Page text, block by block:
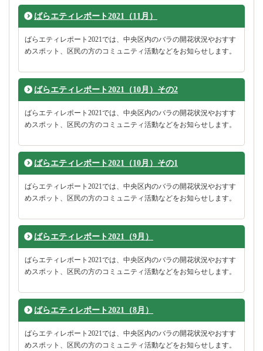
ばらエティレポート2021（11月）
ばらエティレポート2021では、中央区内のバラの開花状況やおすす
めスポット、区民の方のコミュニティ活動などをお知らせします。
ばらエティレポート2021（10月）その2
ばらエティレポート2021では、中央区内のバラの開花状況やおすす
めスポット、区民の方のコミュニティ活動などをお知らせします。
ばらエティレポート2021（10月）その1
ばらエティレポート2021では、中央区内のバラの開花状況やおすす
めスポット、区民の方のコミュニティ活動などをお知らせします。
ばらエティレポート2021（9月）
ばらエティレポート2021では、中央区内のバラの開花状況やおすす
めスポット、区民の方のコミュニティ活動などをお知らせします。
ばらエティレポート2021（8月）
ばらエティレポート2021では、中央区内のバラの開花状況やおすす
めスポット、区民の方のコミュニティ活動などをお知らせします。